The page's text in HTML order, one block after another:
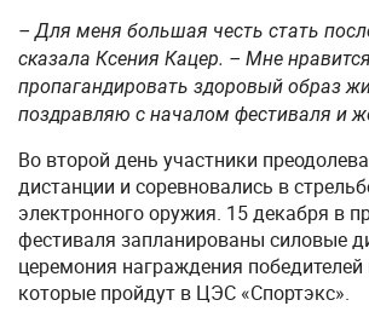
– Для меня большая честь стать
сказала Ксения Кацер. – Мне нравится
пропагандировать здоровый образ
поздравляю с началом фестиваля и
Во второй день участники
дистанции и соревновались в
электронного оружия. 15 декабря в
фестиваля запланированы силовые
церемония награждения победителей
которые пройдут в ЦЭС «Спортэкс».